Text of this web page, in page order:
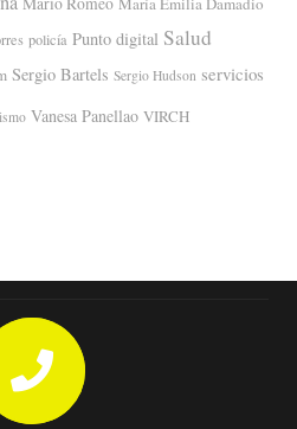
policía Punto digital Salud
Sergio Bartels Sergio Hudson servicios
Vanesa Panellao VIRCH